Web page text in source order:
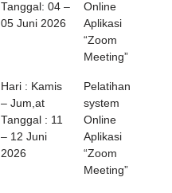
Tanggal: 04 –
05 Juni 2026
Online
Aplikasi
“Zoom
Meeting”
Hari : Kamis
– Jum,at
Tanggal : 11
– 12 Juni
2026
Pelatihan
system
Online
Aplikasi
“Zoom
Meeting”